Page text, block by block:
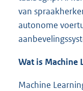
van
autonome
Wat is Machine
Machine